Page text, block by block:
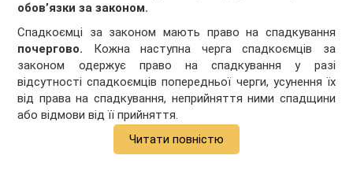
обов’язки за законом.
Спадкоємці за законом мають право на спадкування
почергово. Кожна наступна черга спадкоємців за
законом одержує право на спадкування у разі
відсутності спадкоємців попередньої черги, усунення їх
від права на спадкування, неприйняття ними спадщини
або відмови від її прийняття.
Читати повністю